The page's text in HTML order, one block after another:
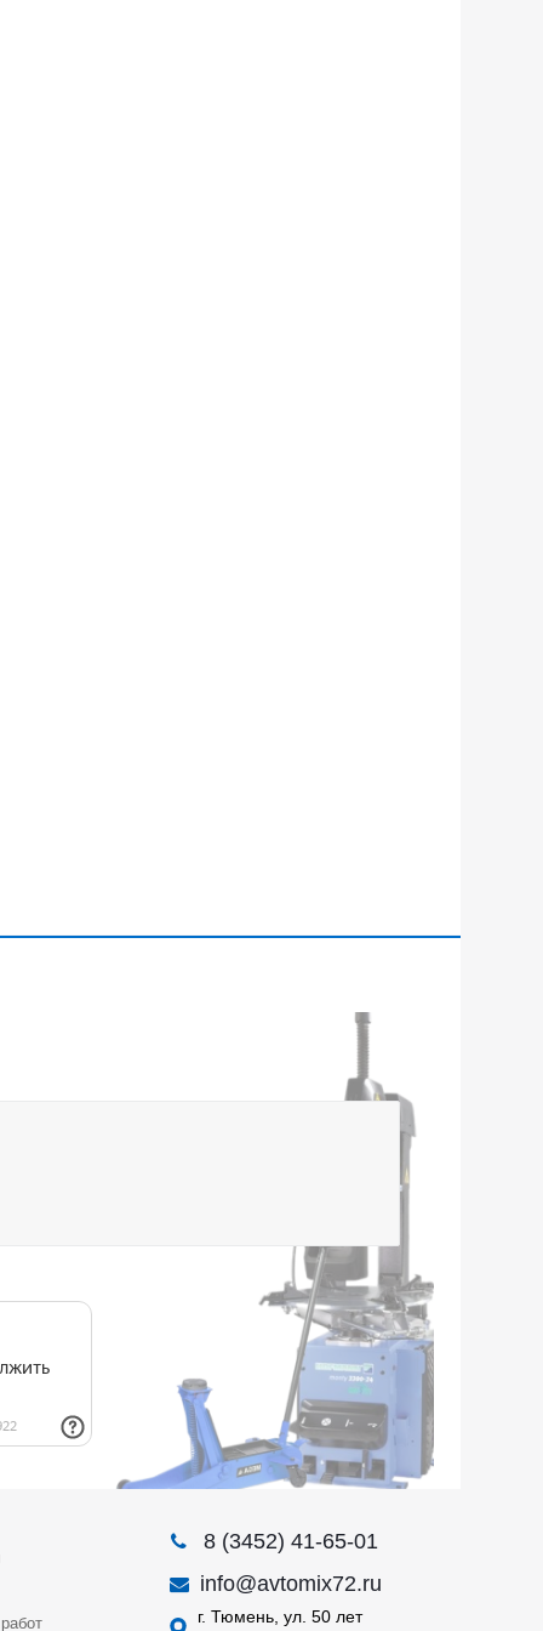
8 (3452) 41-65-01
info@avtomix72.ru
г. Тюмень, ул. 50 лет